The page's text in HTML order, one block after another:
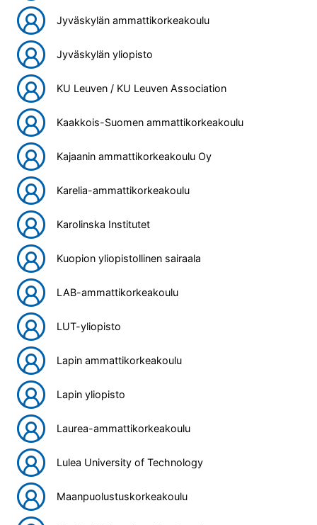
Jyväskylän ammattikorkeakoulu
Jyväskylän yliopisto
KU Leuven / KU Leuven Association
Kaakkois-Suomen ammattikorkeakoulu
Kajaanin ammattikorkeakoulu Oy
Karelia-ammattikorkeakoulu
Karolinska Institutet
Kuopion yliopistollinen sairaala
LAB-ammattikorkeakoulu
LUT-yliopisto
Lapin ammattikorkeakoulu
Lapin yliopisto
Laurea-ammattikorkeakoulu
Lulea University of Technology
Maanpuolustuskorkeakoulu